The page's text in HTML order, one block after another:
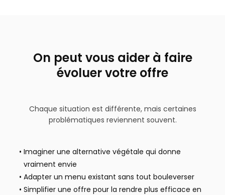
On peut vous aider à faire
évoluer votre offre
Chaque situation est différente, mais certaines
problématiques reviennent souvent.
Imaginer une alternative végétale qui donne
vraiment envie
Adapter un menu existant sans tout bouleverser
Simplifier une offre pour la rendre plus efficace en